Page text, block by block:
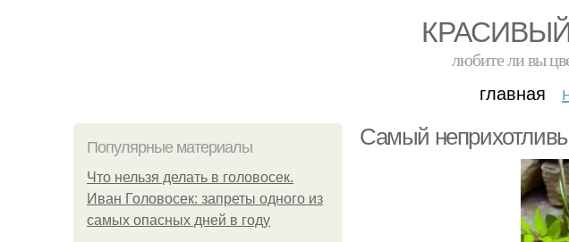
любите ли вы
главная
Популярные материалы
Что нельзя делать в головосек.
Иван Головосек: запреты одного из
самых опасных дней в году
Самый